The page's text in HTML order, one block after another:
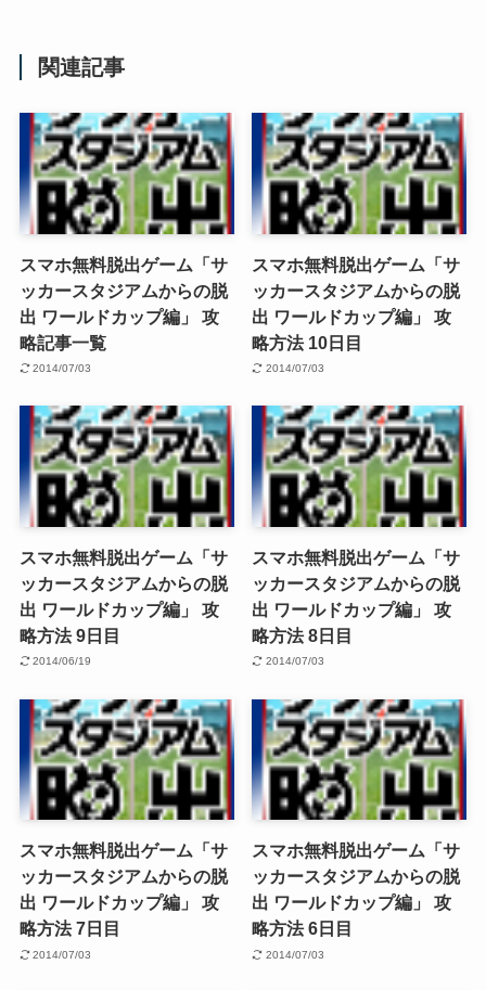
関連記事
スマホ無料脱出ゲーム「サ
ッカースタジアムからの脱
出 ワールドカップ編」 攻
略記事一覧
2014/07/03
スマホ無料脱出ゲーム「サ
ッカースタジアムからの脱
出 ワールドカップ編」 攻
略方法 10日目
2014/07/03
スマホ無料脱出ゲーム「サ
ッカースタジアムからの脱
出 ワールドカップ編」 攻
略方法 9日目
2014/06/19
スマホ無料脱出ゲーム「サ
ッカースタジアムからの脱
出 ワールドカップ編」 攻
略方法 8日目
2014/07/03
スマホ無料脱出ゲーム「サ
ッカースタジアムからの脱
出 ワールドカップ編」 攻
略方法 7日目
2014/07/03
スマホ無料脱出ゲーム「サ
ッカースタジアムからの脱
出 ワールドカップ編」 攻
略方法 6日目
2014/07/03